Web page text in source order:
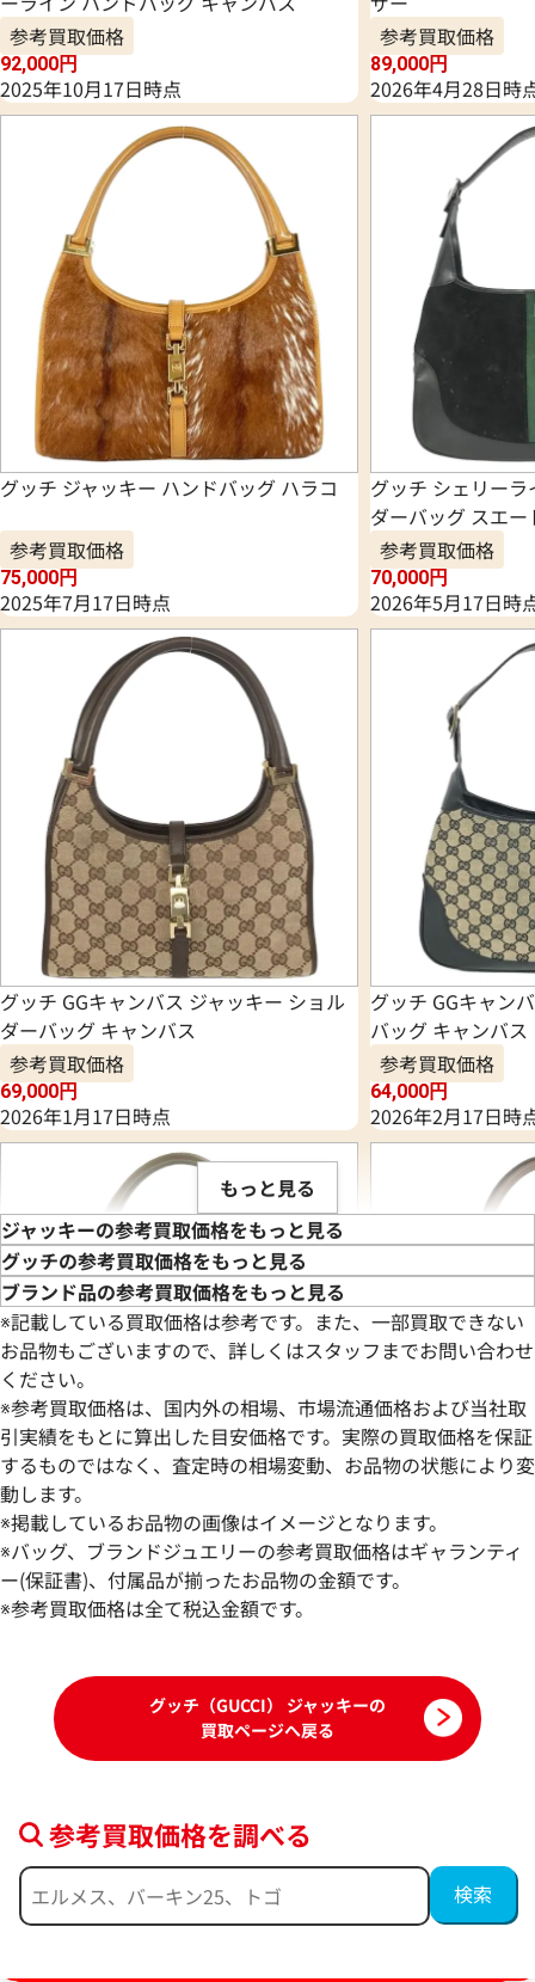
参考買取価格
92,000円
2025年10月17日時点
参考買取価格
89,000円
2026年4月28日時
グッチ ジャッキー ハンドバッグ ハラコ
参考買取価格
75,000円
2025年7月17日時点
グッチ シェリー
ダーバッグ スエー
参考買取価格
70,000円
2026年5月17日時
グッチ GGキャンバス ジャッキー ショル
ダーバッグ キャンバス
参考買取価格
69,000円
2026年1月17日時点
グッチ GGキャン
バッグ キャンバス
参考買取価格
64,000円
2026年2月17日時
グッチ ジャッキー ショルダーバッグ キャ
ンバス
参考買取価格
62,000円
グッチ GGキャン
バッグ キャンバス
参考買取価格
もっと見る
ジャッキーの参考買取価格をもっと見る
グッチの参考買取価格をもっと見る
ブランド品の参考買取価格をもっと見る
※記載している買取価格は参考です。また、一部買取できない
お品物もございますので、詳しくはスタッフまでお問い合わせ
ください。
※参考買取価格は、国内外の相場、市場流通価格および当社取
引実績をもとに算出した目安価格です。実際の買取価格を保証
するものではなく、査定時の相場変動、お品物の状態により変
動します。
※掲載しているお品物の画像はイメージとなります。
※バッグ、ブランドジュエリーの参考買取価格はギャランティ
ー(保証書)、付属品が揃ったお品物の金額です。
※参考買取価格は全て税込金額です。
グッチ（GUCCI） ジャッキーの
買取ページへ戻る
参考買取価格を調べる